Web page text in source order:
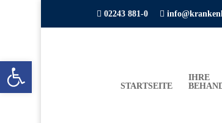
 02243 881-0 
STARTSEITE
IHRE
Open toolbar